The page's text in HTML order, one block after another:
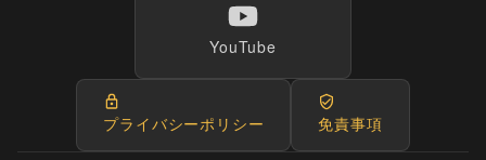
YouTube
プライバシーポリシー 免責事項